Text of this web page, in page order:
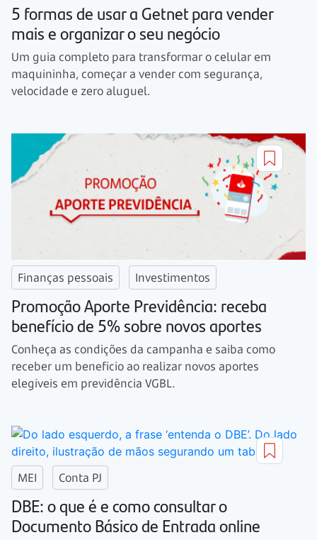
5 formas de usar a Getnet para vender
mais e organizar o seu negócio
Um guia completo para transformar o celular em
maquininha, começar a vender com segurança,
velocidade e zero aluguel.
Finanças pessoais Investimentos
Promoção Aporte Previdência: receba
benefício de 5% sobre novos aportes
Conheça as condições da campanha e saiba como
receber um benefício ao realizar novos aportes
elegíveis em previdência VGBL.
MEI Conta PJ
DBE: o que é e como consultar o
Documento Básico de Entrada online